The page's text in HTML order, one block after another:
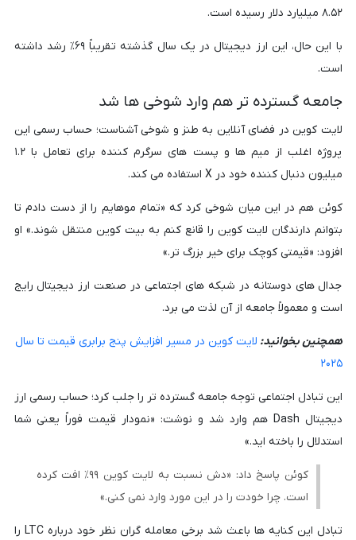
۸.۵۲ میلیارد دلار رسیده است.
با این حال، این ارز دیجیتال در یک سال گذشته تقریباً ۶۹٪ رشد داشته
است.
جامعه گسترده تر هم وارد شوخی ها شد
لایت کوین در فضای آنلاین به طنز و شوخی آشناست؛ حساب رسمی این
پروژه اغلب از میم ها و پست های سرگرم کننده برای تعامل با ۱.۲
میلیون دنبال کننده خود در X استفاده می کند.
کوئن هم در این میان شوخی کرد که «تمام موهایم را از دست دادم تا
بتوانم دارندگان لایت کوین را قانع کنم به بیت کوین منتقل شوند.» او
افزود: «قیمتی کوچک برای خیر بزرگ تر.»
جدال های دوستانه در شبکه های اجتماعی در صنعت ارز دیجیتال رایج
است و معمولاً جامعه از آن لذت می برد.
همچنین بخوانید: لایت کوین در مسیر افزایش پنج برابری قیمت تا سال
۲۰۲۵
این تبادل اجتماعی توجه جامعه گسترده تر را جلب کرد؛ حساب رسمی ارز
دیجیتال Dash هم وارد شد و نوشت: «نمودار قیمت فوراً یعنی شما
استدلال را باخته اید.»
کوئن پاسخ داد: «دش نسبت به لایت کوین ۹۹٪ افت کرده
است. چرا خودت را در این مورد وارد نمی کنی.»
تبادل این کنایه ها باعث شد برخی معامله گران نظر خود درباره LTC را